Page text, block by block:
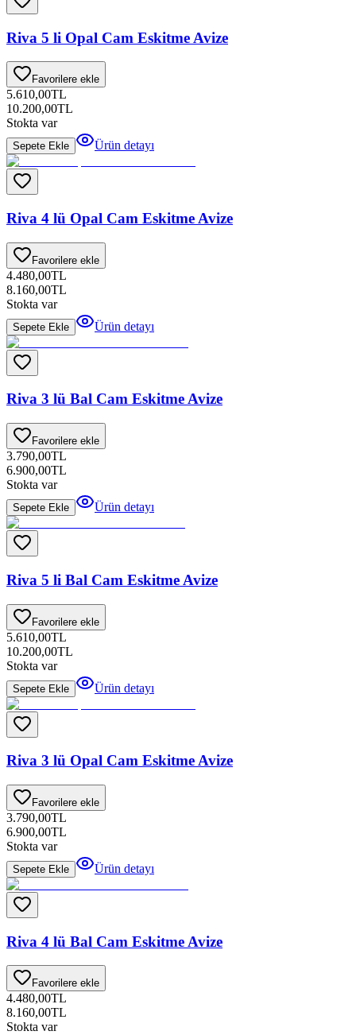
Riva 5 li Opal Cam Eskitme Avize
Favorilere ekle
5.610,00TL
10.200,00TL
Stokta var
Sepete Ekle Ürün detayı
Riva 4 lü Opal Cam Eskitme Avize
Favorilere ekle
4.480,00TL
8.160,00TL
Stokta var
Sepete Ekle Ürün detayı
Riva 3 lü Bal Cam Eskitme Avize
Favorilere ekle
3.790,00TL
6.900,00TL
Stokta var
Sepete Ekle Ürün detayı
Riva 5 li Bal Cam Eskitme Avize
Favorilere ekle
5.610,00TL
10.200,00TL
Stokta var
Sepete Ekle Ürün detayı
Riva 3 lü Opal Cam Eskitme Avize
Favorilere ekle
3.790,00TL
6.900,00TL
Stokta var
Sepete Ekle Ürün detayı
Riva 4 lü Bal Cam Eskitme Avize
Favorilere ekle
4.480,00TL
8.160,00TL
Stokta var